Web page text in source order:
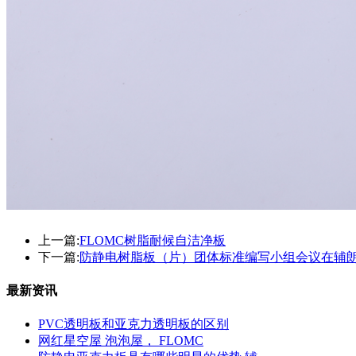
上一篇:FLOMC树脂耐候自洁净板
下一篇:防静电树脂板（片）团体标准编写小组会议在辅
最新资讯
PVC透明板和亚克力透明板的区别
网红星空屋 泡泡屋， FLOMC